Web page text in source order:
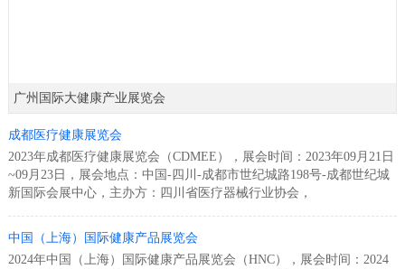
广州国际大健康产业展览会
成都医疗健康展览会
2023年成都医疗健康展览会（CDMEE），展会时间：2023年09月21日
~09月23日，展会地点：中国-四川-成都市世纪城路198号-成都世纪城
新国际会展中心，主办方：四川省医疗器械行业协会，
中国（上海）国际健康产品展览会
2024年中国（上海）国际健康产品展览会（HNC），展会时间：2024